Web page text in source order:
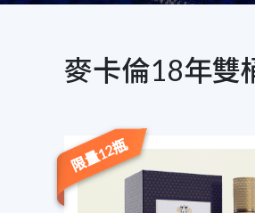
麥卡倫18年雙
限量12瓶